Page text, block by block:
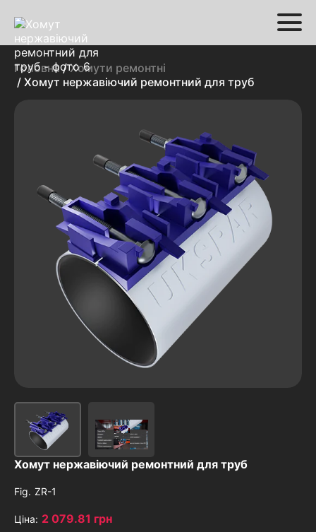
Головна/Хомути ремонтні
/ Хомут нержавіючий ремонтний для труб
Хомут нержавіючий ремонтний для труб
Fig. ZR-1
Ціна: 2 079.81 грн